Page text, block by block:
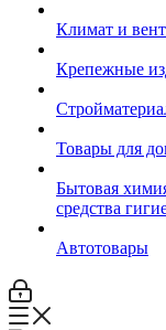
Климат и
Крепежные
Товары для
Бытовая
средства
Автотовары